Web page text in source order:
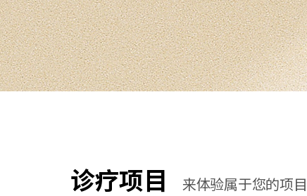
诊疗项目 来体验属于您的项目